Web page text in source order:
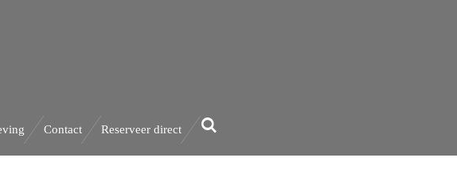
Contact Reserveer direct